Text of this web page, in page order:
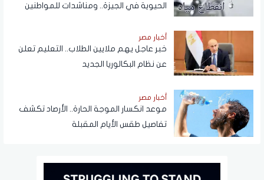
الحيوية في الجيزة.. ومناشدات للمواطنين
أخبار مصر
خبر عاجل يهم ملايين الطلاب.. التعليم تعلن
عن نظام البكالوريا الجديد
أخبار مصر
موعد انكسار الموجة الحارة.. الأرصاد تكشف
تفاصيل طقس الأيام المقبلة